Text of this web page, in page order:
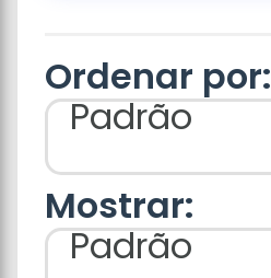
Ordenar por:
Padrão
Mostrar:
Padrão